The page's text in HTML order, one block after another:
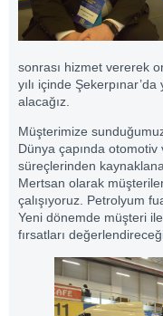
sonrası hizmet vererek
yılı içinde
alacağız.
Müşterimize
Dünya çapında
süreçlerinden
Mertsan olarak
çalışıyoruz. Petrolyum
Yeni dönemde müşteri
fırsatları